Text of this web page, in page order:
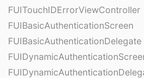
FUITouchIDErrorViewController
FUIBasicAuthenticationScreen
FUIBasicAuthenticationDelegate